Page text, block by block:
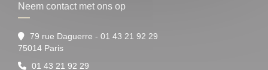
Neem contact met ons op
79 rue Daguerre - 01 43 21 92 29
75014 Paris((opent in een nieuw venster))
01 43 21 92 29